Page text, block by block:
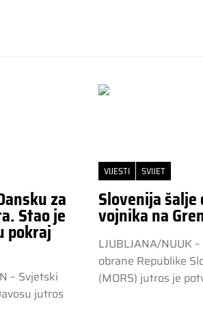
za
Stao je
pokraj
– Svjetski
jutros
VIJESTI SVIJET
Slovenija šalje
vojnika na
LJUBLJANA/NUUK
obrane Republike
(MORS) jutros je